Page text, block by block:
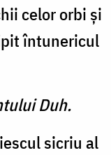
celor orbi şi
întunericul
Duh.
sicriu al